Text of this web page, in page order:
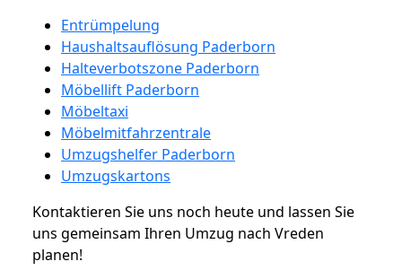
Entrümpelung
Haushaltsauflösung Paderborn
Halteverbotszone Paderborn
Möbellift Paderborn
Möbeltaxi
Möbelmitfahrzentrale
Umzugshelfer Paderborn
Umzugskartons
Kontaktieren Sie uns noch heute und lassen Sie
uns gemeinsam Ihren Umzug nach Vreden
planen!